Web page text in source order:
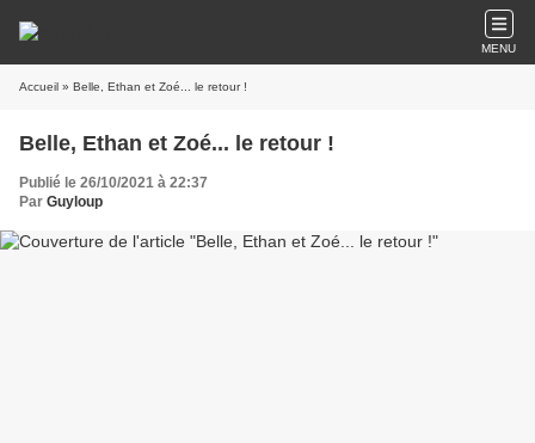
MENU
Accueil » Belle, Ethan et Zoé... le retour !
Belle, Ethan et Zoé... le retour !
Publié le 26/10/2021 à 22:37
Par Guyloup